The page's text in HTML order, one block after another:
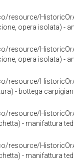
resource/
opera isolata) -
resource/
opera isolata) -
resource/
- bottega
resource/
- manifattura
resource/
- manifattura